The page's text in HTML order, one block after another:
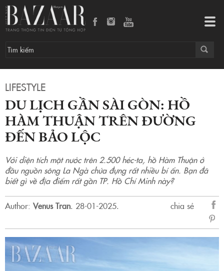
LIFESTYLE
DU LỊCH GẦN SÀI GÒN: HỒ
HÀM THUẬN TRÊN ĐƯỜNG
ĐẾN BẢO LỘC
Với diện tích mặt nước trên 2.500 héc-ta, hồ Hàm Thuận ở
đầu nguồn sông La Ngà chứa đựng rất nhiều bí ẩn. Bạn đã
biết gì về địa điểm rất gần TP. Hồ Chí Minh này?
Author: Venus Tran. 28-01-2025.
chia sẻ
sẻ